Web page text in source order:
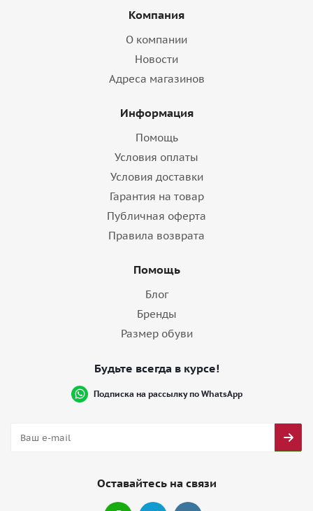
Компания
О компании
Новости
Адреса магазинов
Информация
Помощь
Условия оплаты
Условия доставки
Гарантия на товар
Публичная оферта
Правила возврата
Помощь
Блог
Бренды
Размер обуви
Будьте всегда в курсе!
Подписка на рассылку по WhatsApp
Оставайтесь на связи